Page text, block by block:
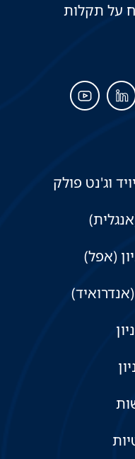
על תקלות
וג'נט פולק
(אפל)